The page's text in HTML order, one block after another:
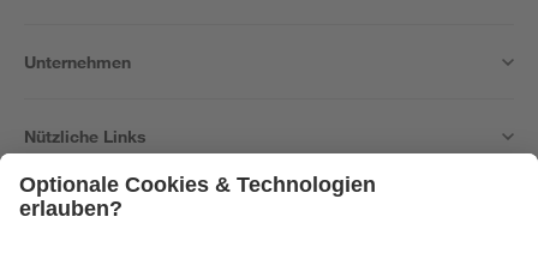
Unternehmen
Nützliche Links